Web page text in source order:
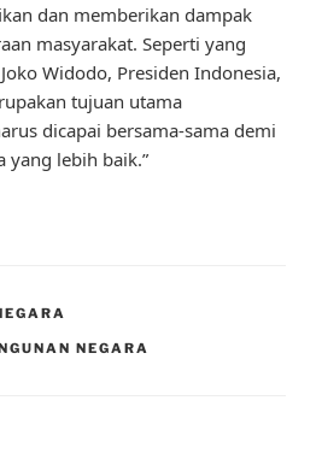
dan memberikan dampak
masyarakat. Seperti yang
Widodo, Presiden Indonesia,
tujuan utama
dicapai bersama-sama demi
yang lebih baik.”
NEGARA